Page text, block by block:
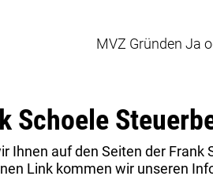
MVZ Gründen Ja
Schoele
Ihnen auf den Seiten der Frank
Link kommen wir unseren